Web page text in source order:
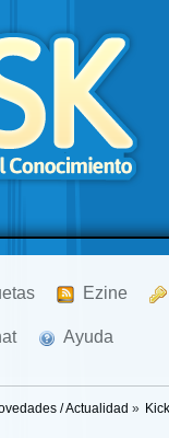
Ezine
Ayuda
/ Actualidad »